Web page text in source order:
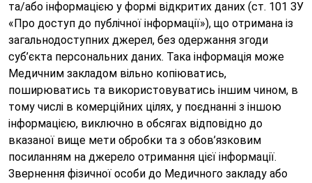
та/або інформацією у формі відкритих даних (ст. 101 ЗУ
«Про доступ до публічної інформації»), що отримана із
загальнодоступних джерел, без одержання згоди
суб’єкта персональних даних. Така інформація може
Медичним закладом вільно копіюватись,
поширюватись та використовуватись іншим чином, в
тому числі в комерційних цілях, у поєднанні з іншою
інформацією, виключно в обсягах відповідно до
вказаної вище мети обробки та з обов’язковим
посиланням на джерело отримання цієї інформації.
Звернення фізичної особи до Медичного закладу або